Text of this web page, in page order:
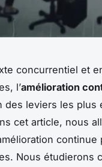
concurrentiel et
l’amélioration
des leviers les
cet article, nous
Nous étudierons